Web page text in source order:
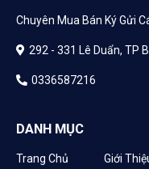
Chuyên Mua Bán Ký Gửi
292 - 331 Lê Duẩn, TP
0336587216
DANH MỤC
Trang Chủ Giới